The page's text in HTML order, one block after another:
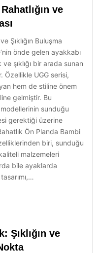
ve
Şıklığın Buluşma
önde gelen ayakkabı
şıklığı bir arada sunan
Özellikle UGG serisi,
hem de stiline önem
gelmiştir. Bu
sunduğu
gerektiği üzerine
Ön Planda Bambi
biri, sunduğu
malzemeleri
bile ayaklarda
Şıklığın ve